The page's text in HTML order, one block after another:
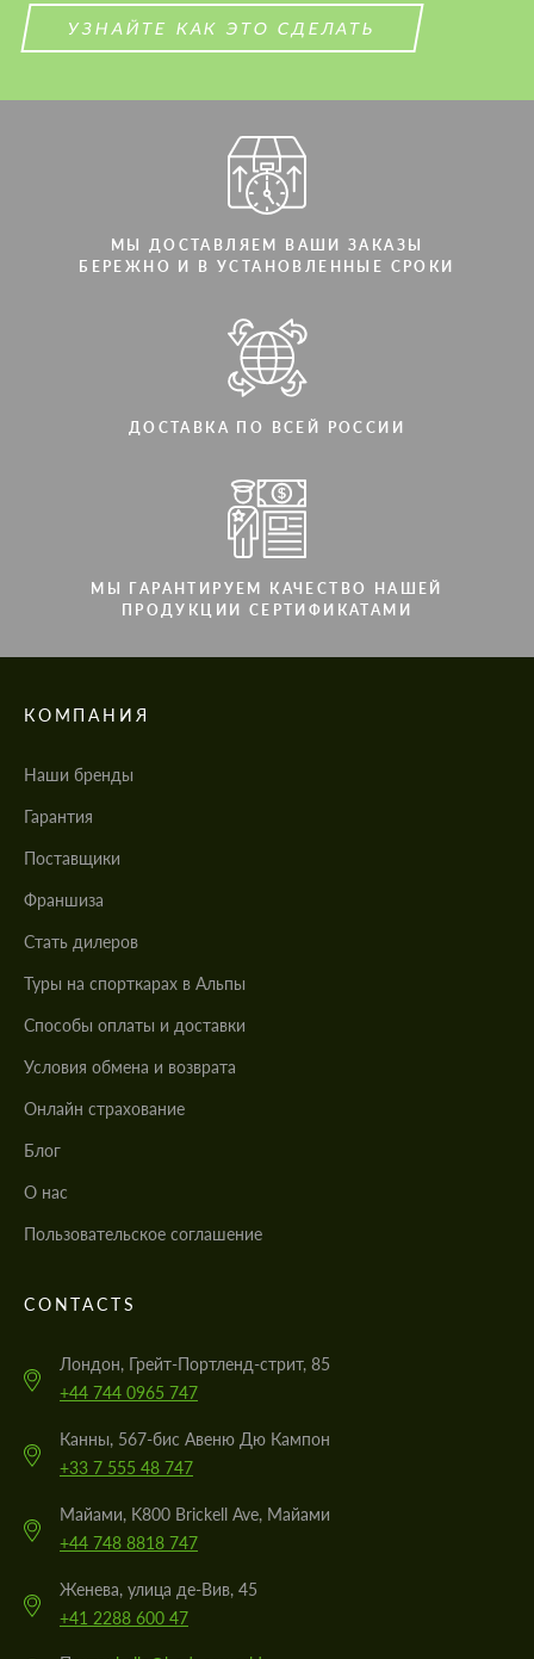
УЗНАЙТЕ КАК ЭТО СДЕЛАТЬ
МЫ ДОСТАВЛЯЕМ ВАШИ ЗАКАЗЫ
БЕРЕЖНО И В УСТАНОВЛЕННЫЕ СРОКИ
ДОСТАВКА ПО ВСЕЙ РОССИИ
МЫ ГАРАНТИРУЕМ КАЧЕСТВО НАШЕЙ
ПРОДУКЦИИ СЕРТИФИКАТАМИ
КОМПАНИЯ
Наши бренды
Гарантия
Поставщики
Франшиза
Стать дилеров
Туры на спорткарах в Альпы
Cпособы оплаты и доставки
Условия обмена и возврата
Онлайн страхование
Блог
О нас
Пользовательское соглашение
CONTACTS
Лондон, Грейт-Портленд-стрит, 85
+44 744 0965 747
Канны, 567-бис Авеню Дю Кампон
+33 7 555 48 747
Майами, K800 Brickell Ave, Майами
+44 748 8818 747
Женева, улица де-Вив, 45
+41 2288 600 47
Мы говорим на вашем языке
Мы говорим на вашем языке